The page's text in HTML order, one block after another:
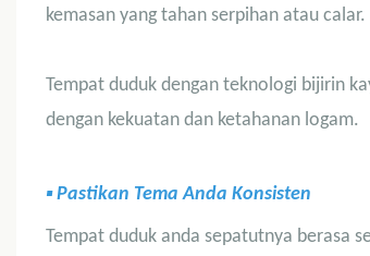
kemasan yang tahan serpihan atau calar.
Tempat duduk dengan teknologi bijirin
dengan kekuatan dan ketahanan logam.
▪ Pastikan Tema Anda Konsisten
Tempat duduk anda sepatutnya berasa